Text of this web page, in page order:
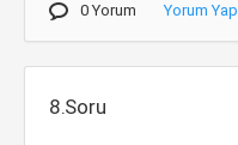
0 Yorum Yorum Yap
8.Soru